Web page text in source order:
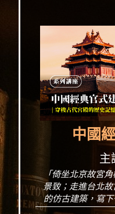
中國
主
「倚坐北京故宮
景致；走進台北
的仿古建築，寫